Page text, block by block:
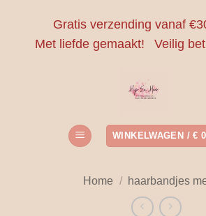
Gratis verzending vanaf
Met liefde gemaakt!
Veilig
WINKELWAGEN /€
Home / haarbandjes